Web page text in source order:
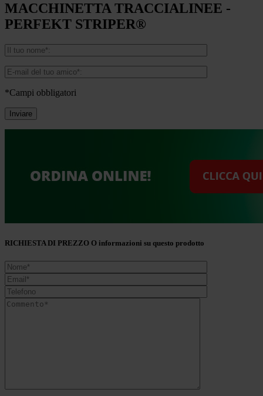
MACCHINETTA TRACCIALINEE -
PERFEKT STRIPER®
*Campi obbligatori
RICHIESTA DI PREZZO O informazioni su questo prodotto